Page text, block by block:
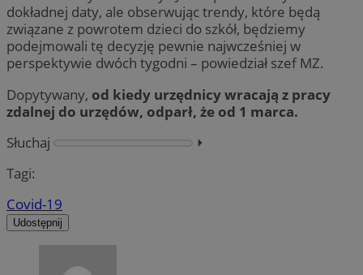
dokładnej daty, ale obserwując trendy, które będą
związane z powrotem dzieci do szkół, będziemy
podejmowali tę decyzję pewnie najwcześniej w
perspektywie dwóch tygodni – powiedział szef MZ.
Dopytywany, od kiedy urzędnicy wracają z pracy
zdalnej do urzędów, odparł, że od 1 marca.
Słuchaj
⏵︎
Tagi:
Covid-19
Udostępnij